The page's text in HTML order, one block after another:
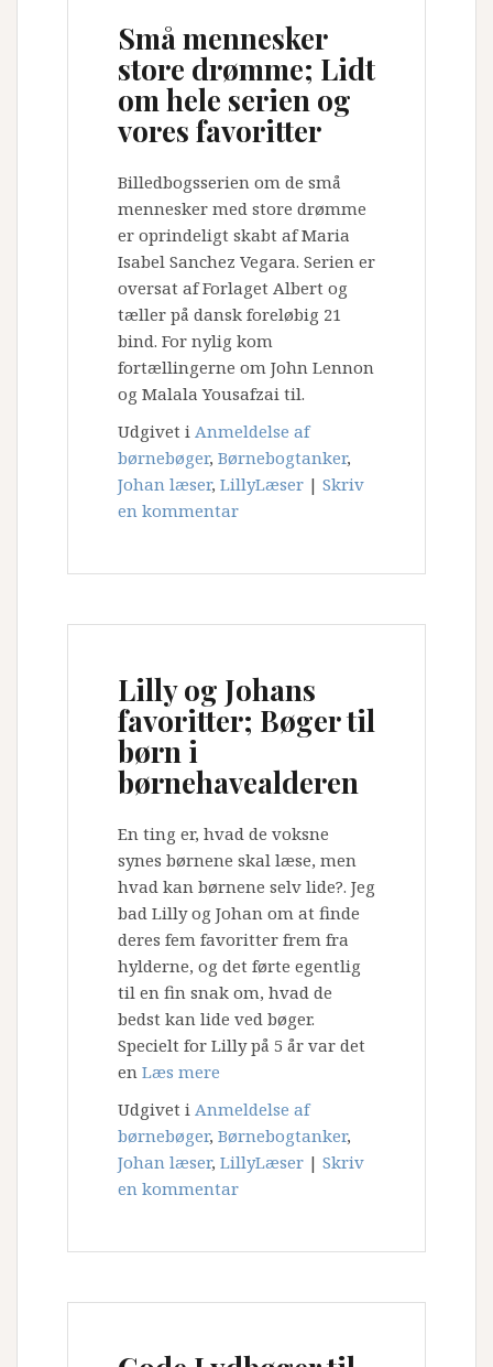
Små mennesker
store drømme; Lidt
om hele serien og
vores favoritter
Billedbogsserien om de små
mennesker med store drømme
er oprindeligt skabt af Maria
Isabel Sanchez Vegara. Serien er
oversat af Forlaget Albert og
tæller på dansk foreløbig 21
bind. For nylig kom
fortællingerne om John Lennon
og Malala Yousafzai til.
Udgivet i Anmeldelse af
børnebøger, Børnebogtanker,
Johan læser, LillyLæser | Skriv
en kommentar
Lilly og Johans
favoritter; Bøger til
børn i
børnehavealderen
En ting er, hvad de voksne
synes børnene skal læse, men
hvad kan børnene selv lide?. Jeg
bad Lilly og Johan om at finde
deres fem favoritter frem fra
hylderne, og det førte egentlig
til en fin snak om, hvad de
bedst kan lide ved bøger.
Specielt for Lilly på 5 år var det
en Læs mere
Udgivet i Anmeldelse af
børnebøger, Børnebogtanker,
Johan læser, LillyLæser | Skriv
en kommentar